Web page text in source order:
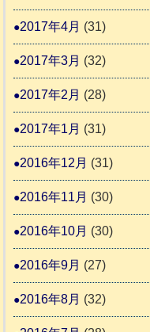
2017年4月 (31)
2017年3月 (32)
2017年2月 (28)
2017年1月 (31)
2016年12月 (31)
2016年11月 (30)
2016年10月 (30)
2016年9月 (27)
2016年8月 (32)